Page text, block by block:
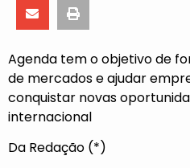
Agenda tem o objetivo de
de mercados e ajudar
conquistar novas
internacional
Da Redação (*)